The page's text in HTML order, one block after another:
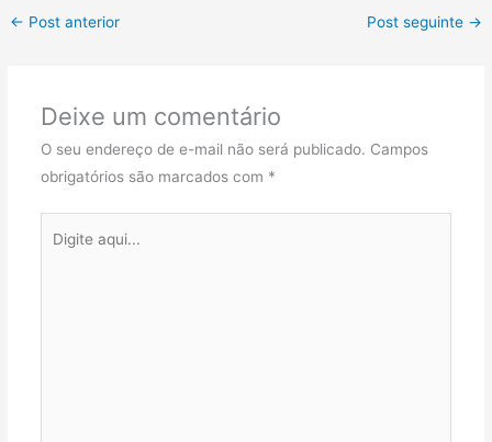
← Post anterior Post seguinte →
Deixe um comentário
O seu endereço de e-mail não será publicado. Campos
obrigatórios são marcados com *
aqui...